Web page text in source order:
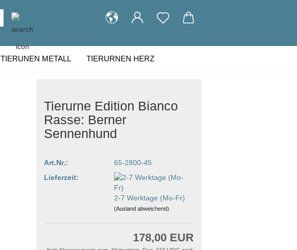
TIERUNEN METALL TIERURNEN HERZ
Tierurne Edition Bianco
Rasse: Berner
Sennenhund
Art.Nr.:
65-2800-45
Lieferzeit:
2-7 Werktage (Mo-Fr)
(Ausland abweichend)
178,00 EUR